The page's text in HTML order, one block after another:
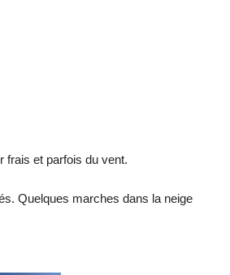
frais et parfois du vent.
Quelques marches dans la neige